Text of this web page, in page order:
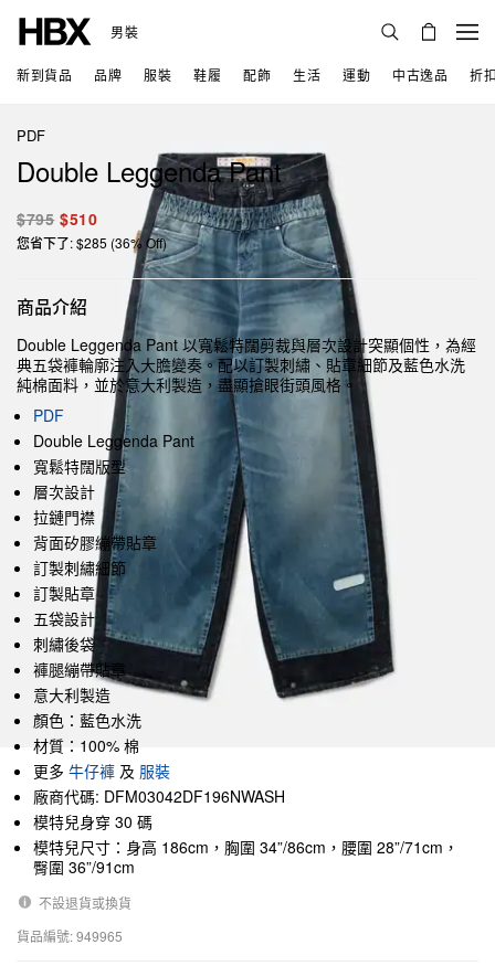
男裝
新到貨品 品牌 服裝 鞋履 配飾 生活 運動 中古逸品 折
PDF
Double Leggenda Pant
$795 $510
您省下了: $285 (36% Off)
商品介紹
Double Leggenda Pant 以寬鬆特闊剪裁與層次設計突顯個性，為經
典五袋褲輪廓注入大膽變奏。配以訂製刺繡、貼章細節及藍色水洗
純棉面料，並於意大利製造，盡顯搶眼街頭風格。
PDF
Double Leggenda Pant
寬鬆特闊版型
層次設計
拉鏈門襟
背面矽膠繃帶貼章
訂製刺繡細節
訂製貼章
五袋設計
刺繡後袋
褲腿繃帶貼章
意大利製造
顏色：藍色水洗
材質：100% 棉
更多 牛仔褲 及 服裝
廠商代碼: DFM03042DF196NWASH
模特兒身穿 30 碼
模特兒尺寸：身高 186cm，胸圍 34”/86cm，腰圍 28”/71cm，
臀圍 36”/91cm
不設退貨或換貨
貨品編號: 949965